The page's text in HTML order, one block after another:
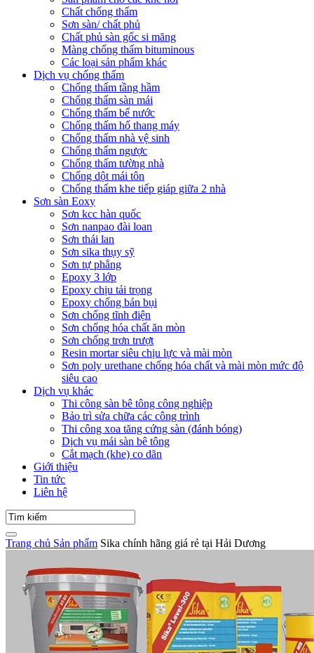
Chất chống thấm
Sơn sàn/ chất phủ
Chất phủ sàn gốc si măng
Màng chống thấm bituminous
Các loại sản phẩm khác
Dịch vụ chống thấm
Chống thấm tầng hầm
Chống thấm sàn mái
Chống thấm bể nước
Chống thấm hố thang máy
Chống thấm nhà vệ sinh
Chống thấm ngược
Chống thấm tường nhà
Chống dột mái tôn
Chống thấm khe tiếp giáp giữa 2 nhà
Sơn sàn Eoxy
Sơn kcc hàn quốc
Sơn nanpao đài loan
Sơn thái lan
Sơn sika thụy sỹ
Sơn tự phẳng
Epoxy 3 lớp
Epoxy chịu tải trọng
Epoxy chống bán bụi
Sơn chống tĩnh điện
Sơn chống hóa chất ăn mòn
Sơn chống trơn trượt
Resin mortar siêu chịu lực và mài mòn
Sơn poly urethane chống hóa chất và mài mòn mức độ
siêu cao
Dịch vụ khác
Thi công sàn bê tông công nghiệp
Bảo trì sửa chữa các công trình
Thi công xoa tăng cứng sàn (đánh bóng)
Dịch vụ mái sàn bê tông
Cắt mạch (khe) co dãn
Giới thiệu
Tin tức
Liên hệ
Trang chủ Sản phẩm Sika chính hãng giá rẻ tại Hải Dương